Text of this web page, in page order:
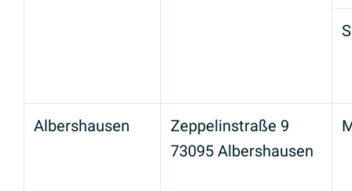
Albershausen
Zeppelinstraße 9
73095 Albershausen